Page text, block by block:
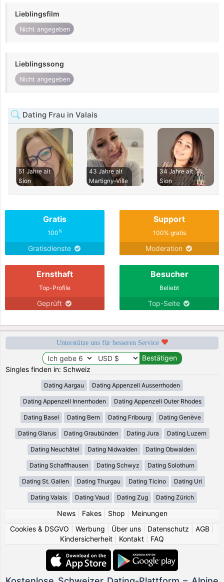
Lieblingsfilm
Nicht angegeben
Lieblingssong
Nicht angegeben
Dating Frau in Valais
51 Jahre alt
Sion
43 Jahre alt
Martigny-Ville
34 Jahre alt
Sion
Gratis
100%
Gratisdienste
Support
100% gratis
Moderation
Ernsthaft
Top-Profile
Geprüft
Besucher
Beliebt
Top-Seite
Unterstütze uns für besseren Service
Singles finden in: Schweiz
Dating Aargau Dating Appenzell Ausserrhoden
Dating Appenzell Innerrhoden Dating Appenzell Outer Rhodes
Dating Basel Dating Bern Dating Fribourg Dating Genève
Dating Glarus Dating Graubünden Dating Jura Dating Luzern
Dating Neuchâtel Dating Nidwalden Dating Obwalden
Dating Schaffhausen Dating Schwyz Dating Solothurn
Dating St. Gallen Dating Thurgau Dating Ticino Dating Uri
Dating Valais Dating Vaud Dating Zug Dating Zürich
News| Fakes| Shop
Meinungen
Cookies & DSGVO
Werbung Über uns Datenschutz AGB
Kindersicherheit
Kontakt FAQ